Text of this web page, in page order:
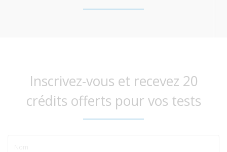
Inscrivez-vous et recevez 20
crédits offerts pour vos tests